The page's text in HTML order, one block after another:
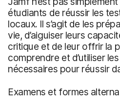
étudiants de réussir les
locaux. Il s’agit de les
vie, d’aiguiser leurs
critique et de leur offrir la
comprendre et d’utiliser
nécessaires pour réussir
Examens et formes